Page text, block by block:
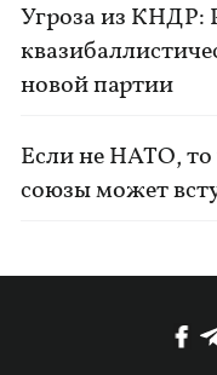
Угроза из КНДР:
новой партии
Если не НАТО, то
союзы может